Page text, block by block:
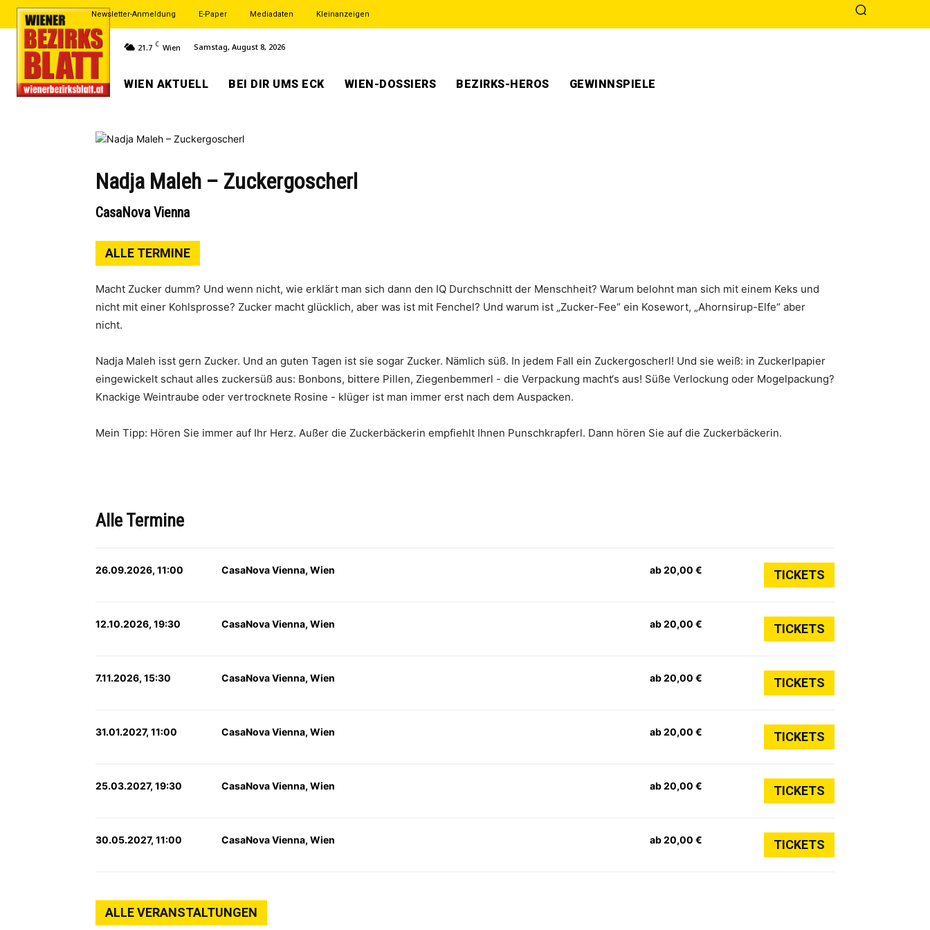
Newsletter-Anmeldung E-Paper Mediadaten Kleinanzeigen
21.7 C Wien Samstag, August 8, 2026
WIEN AKTUELL BEI DIR UMS ECK WIEN-DOSSIERS BEZIRKS-HEROS GEWINNSPIELE
Nadja Maleh – Zuckergoscherl
CasaNova Vienna
ALLE TERMINE
Macht Zucker dumm? Und wenn nicht, wie erklärt man sich dann den IQ Durchschnitt der Menschheit? Warum belohnt man sich mit einem Keks und
nicht mit einer Kohlsprosse? Zucker macht glücklich, aber was ist mit Fenchel? Und warum ist „Zucker-Fee“ ein Kosewort, „Ahornsirup-Elfe“ aber
nicht.
Nadja Maleh isst gern Zucker. Und an guten Tagen ist sie sogar Zucker. Nämlich süß. In jedem Fall ein Zuckergoscherl! Und sie weiß: in Zuckerlpapier
eingewickelt schaut alles zuckersüß aus: Bonbons, bittere Pillen, Ziegenbemmerl - die Verpackung macht‘s aus! Süße Verlockung oder Mogelpackung?
Knackige Weintraube oder vertrocknete Rosine - klüger ist man immer erst nach dem Auspacken.
Mein Tipp: Hören Sie immer auf Ihr Herz. Außer die Zuckerbäckerin empfiehlt Ihnen Punschkrapferl. Dann hören Sie auf die Zuckerbäckerin.
Alle Termine
26.09.2026, 11:00 CasaNova Vienna, Wien ab 20,00 € TICKETS
12.10.2026, 19:30 CasaNova Vienna, Wien ab 20,00 € TICKETS
7.11.2026, 15:30 CasaNova Vienna, Wien ab 20,00 € TICKETS
31.01.2027, 11:00 CasaNova Vienna, Wien ab 20,00 € TICKETS
25.03.2027, 19:30 CasaNova Vienna, Wien ab 20,00 € TICKETS
30.05.2027, 11:00 CasaNova Vienna, Wien ab 20,00 € TICKETS
ALLE VERANSTALTUNGEN